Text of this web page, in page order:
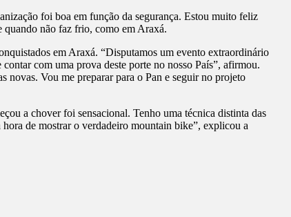
foi boa em função da segurança. Estou muito feliz
quando não faz frio, como em Araxá.
em Araxá. “Disputamos um evento extraordinário
com uma prova deste porte no nosso País”, afirmou.
novas. Vou me preparar para o Pan e seguir no projeto
a chover foi sensacional. Tenho uma técnica distinta das
de mostrar o verdadeiro mountain bike”, explicou a